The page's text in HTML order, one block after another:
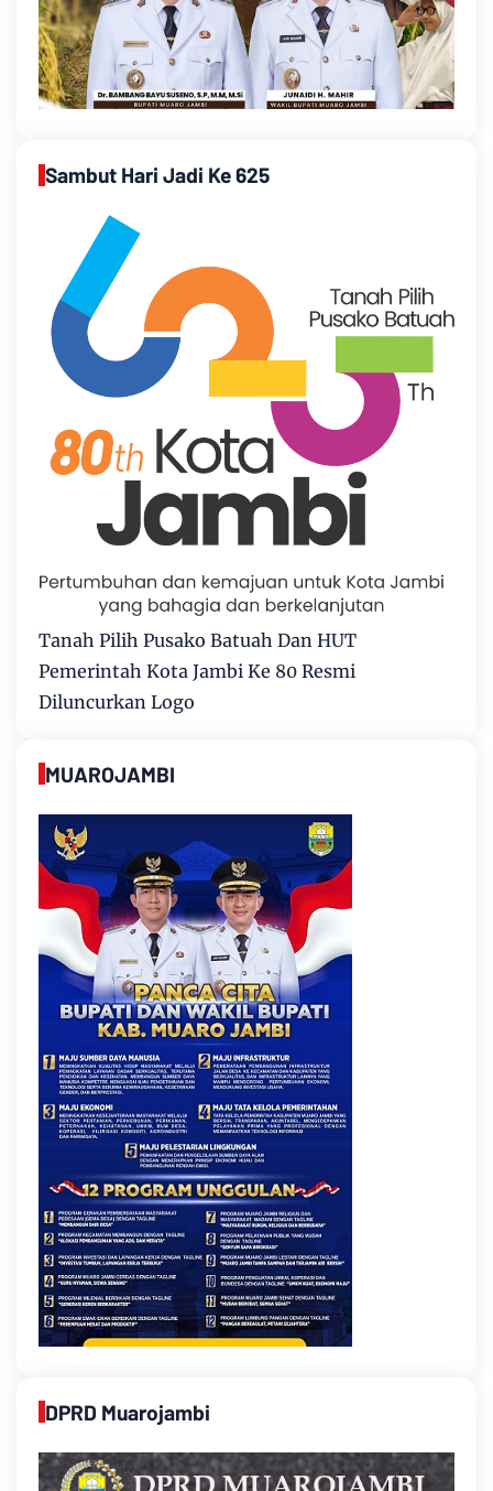
Sambut Hari Jadi Ke 625
Tanah Pilih Pusako Batuah Dan HUT
Pemerintah Kota Jambi Ke 80 Resmi
Diluncurkan Logo
MUAROJAMBI
DPRD Muarojambi